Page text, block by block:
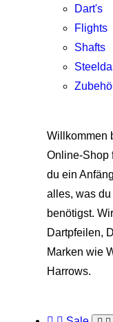
Dart's
Flights
Shafts
Willkommen
Online-Shop
du ein
alles, was
benötigst.
Dartpfeilen,
Marken wie
Harrows.